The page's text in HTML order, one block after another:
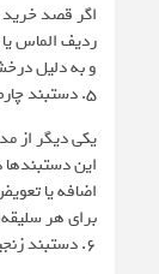
اگر قصد خرید
ردیف الماس
و به دلیل
5. دستبند چارم
یکی دیگر از
این
اضافه یا
برای هر
6. دستبند زنجیری